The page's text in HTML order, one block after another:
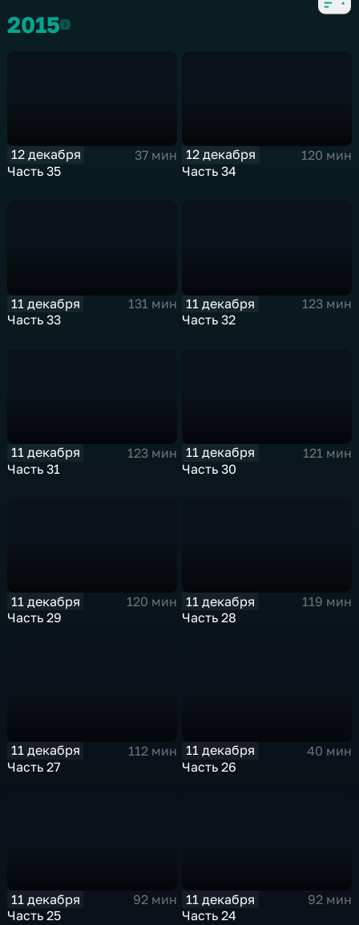
20152015
12 декабря
37 мин
Часть 35
12 декабря
120 мин
Часть 34
11 декабря
131 мин
Часть 33
11 декабря
123 мин
Часть 32
11 декабря
123 мин
Часть 31
11 декабря
121 мин
Часть 30
11 декабря
120 мин
Часть 29
11 декабря
119 мин
Часть 28
11 декабря
112 мин
Часть 27
11 декабря
40 мин
Часть 26
11 декабря
92 мин
Часть 25
11 декабря
92 мин
Часть 24